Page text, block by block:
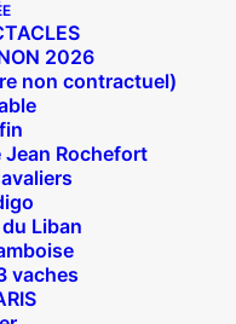
2026
non contractuel)
Jean Rochefort
Liban
vaches